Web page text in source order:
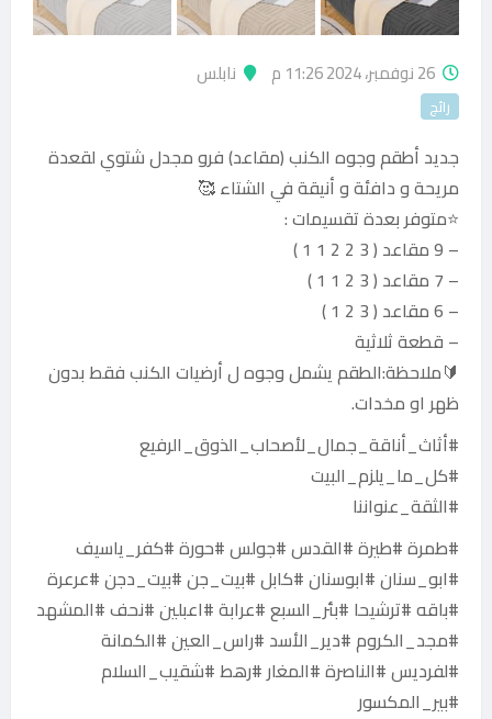
26 نوفمبر، 2024 11:26 م نابلس
رائج
جديد أطقم وجوه الكنب (مقاعد) فرو مجدل شتوي لقعدة
مريحة و دافئة و أنيقة في الشتاء 🥰
⭐️متوفر بعدة تقسيمات :
– 9 مقاعد ( 3 2 2 1 1 )
– 7 مقاعد ( 3 2 1 1 )
– 6 مقاعد ( 3 2 1 )
– قطعة ثلاثية
‏🔰ملاحظة:الطقم يشمل وجوه ل أرضيات الكنب فقط بدون
ظهر او مخدات.
#أثاث_أناقة_جمال_لأصحاب_الذوق_الرفيع
#كل_ما_يلزم_البيت
#الثقة_عنواننا
#طمرة #طيرة #القدس #جولس #حورة #كفر_ياسيف
#ابو_سنان #ابوسنان #كابل #بيت_جن #بيت_دجن #عرعرة
#باقه #ترشيحا #بئر_السبع #عرابة #اعبلين #نحف #المشهد
#مجد_الكروم #دير_الأسد #راس_العين #الكمانة
#لفرديس #الناصرة #المغار #رهط #شقيب_السلام
#بير_المكسور